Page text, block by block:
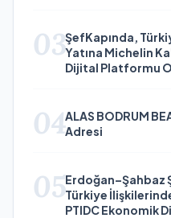
03ŞefKapında,
Yatına Michelin
Dijital Platformu
04ALAS BODRUM
Adresi
05Erdoğan–Şahbaz
Türkiye
PTIDC Ekonomik